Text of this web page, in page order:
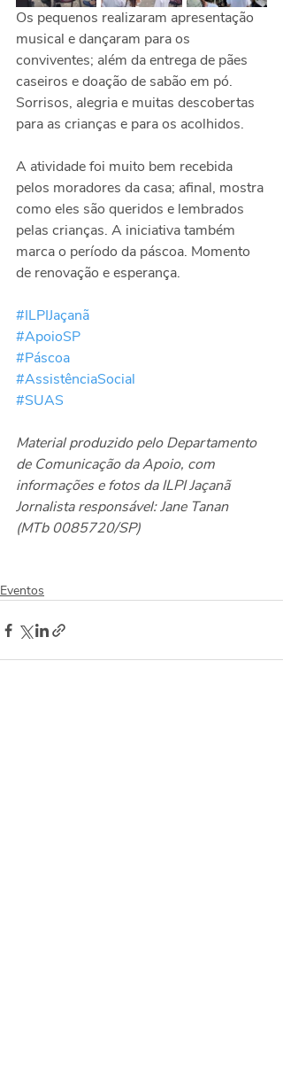
Os pequenos realizaram apresentação
musical e dançaram para os
conviventes; além da entrega de pães
caseiros e doação de sabão em pó.
Sorrisos, alegria e muitas descobertas
para as crianças e para os acolhidos.
A atividade foi muito bem recebida
pelos moradores da casa; afinal, mostra
como eles são queridos e lembrados
pelas crianças. A iniciativa também
marca o período da páscoa. Momento
de renovação e esperança.
#ILPIJaçanã
#ApoioSP
#Páscoa
#AssistênciaSocial
#SUAS
Material produzido pelo Departamento
de Comunicação da Apoio, com
informações e fotos da ILPI Jaçanã
Jornalista responsável: Jane Tanan
(MTb 0085720/SP)
Eventos